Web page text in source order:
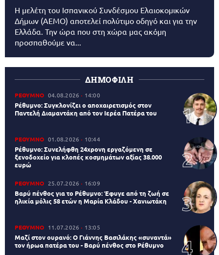
Η μελέτη του Ισπανικού Συνδέσμου Ελαιοκομικών
Δήμων (AEMO) αποτελεί πολύτιμο οδηγό και για την
Ελλάδα. Την ώρα που στη χώρα μας ακόμη
προσπαθούμε να...
ΔΗΜΟΦΙΛΗ
ΡΕΘΥΜΝΟ 04.08.2026 14:00
Ρέθυμνο: Συγκλονίζει ο αποχαιρετισμός στον
Παντελή Διαμαντάκη από τον Ιερέα Πατέρα του
ΡΕΘΥΜΝΟ 01.08.2026 10:44
Ρέθυμνο: Συνελήφθη 24χρονη εργαζόμενη σε
ξενοδοχείο για κλοπές κοσμημάτων αξίας 38.000
ευρώ
ΡΕΘΥΜΝΟ 25.07.2026 16:09
Βαρύ πένθος για το Ρέθυμνο: Έφυγε από τη ζωή σε
ηλικία μόλις 58 ετών η Μαρία Κλάδου - Χανιωτάκη
ΡΕΘΥΜΝΟ 11.07.2026 13:05
Μαζί στον ουρανό: Ο Γιάννης Βασιλάκης «συναντά»
τον ήρωα πατέρα του - Βαρύ πένθος στο Ρέθυμνο